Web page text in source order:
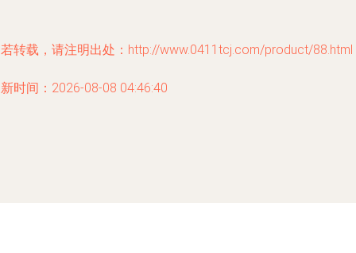
转载，请注明出处：http://www.0411tcj.com/product/88.html
时间：2026-08-08 04:46:40